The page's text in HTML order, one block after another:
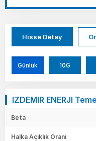
Hisse Detay
Günlük 10G
IZDEMIR ENERJI
Beta
Halka Açıklık Oranı